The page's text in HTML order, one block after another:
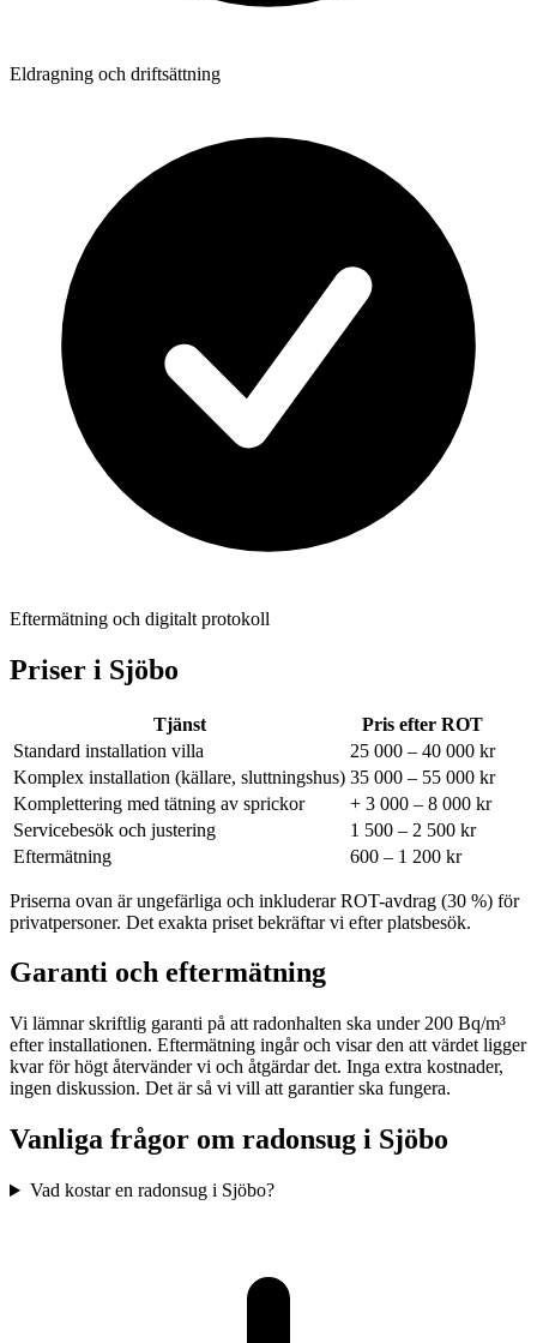
Eldragning och driftsättning
Eftermätning och digitalt protokoll
Priser i Sjöbo
Tjänst
Pris efter ROT
Standard installation villa
25 000 – 40 000 kr
Komplex installation (källare, sluttningshus) 35 000 – 55 000 kr
Komplettering med tätning av sprickor
+ 3 000 – 8 000 kr
Servicebesök och justering
1 500 – 2 500 kr
Eftermätning
600 – 1 200 kr
Priserna ovan är ungefärliga och inkluderar ROT-avdrag (30 %) för
privatpersoner. Det exakta priset bekräftar vi efter platsbesök.
Garanti och eftermätning
Vi lämnar skriftlig garanti på att radonhalten ska under 200 Bq/m³
efter installationen. Eftermätning ingår och visar den att värdet ligger
kvar för högt återvänder vi och åtgärdar det. Inga extra kostnader,
ingen diskussion. Det är så vi vill att garantier ska fungera.
Vanliga frågor om radonsug i Sjöbo
Vad kostar en radonsug i Sjöbo?